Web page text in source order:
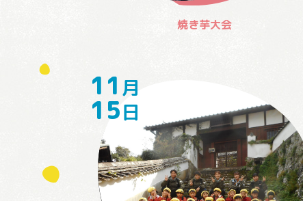
焼き芋大会
11 月
15日